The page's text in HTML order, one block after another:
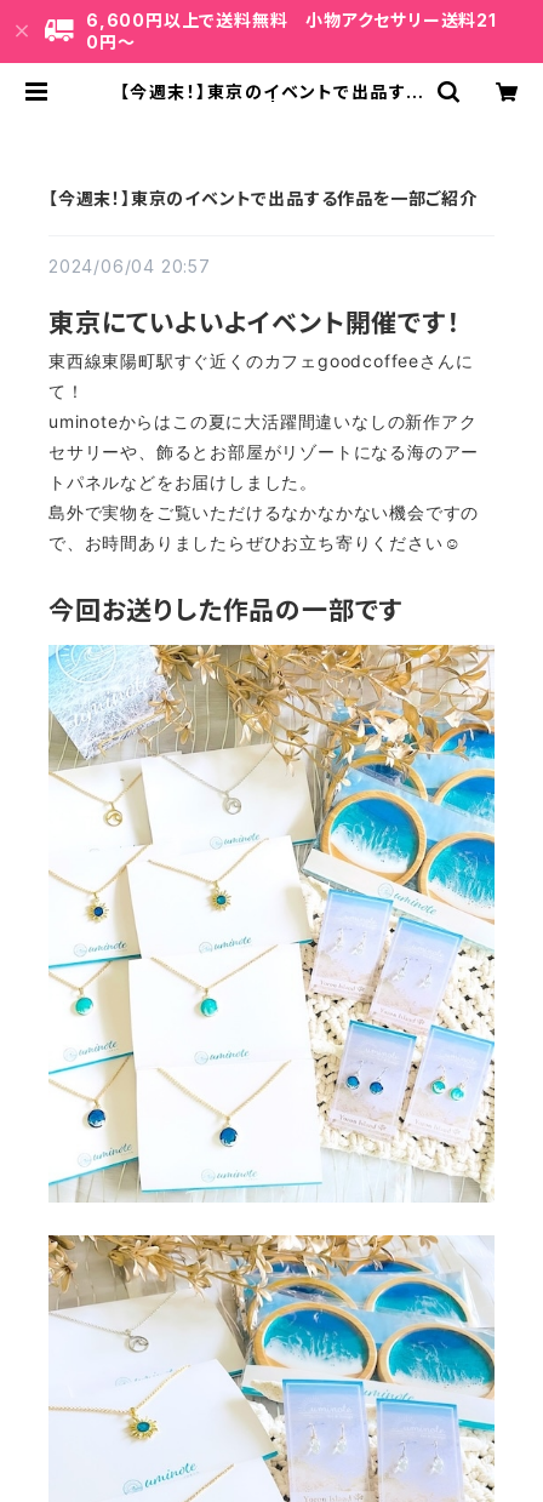
6,600円以上で送料無料 小物アクセサリー送料21
0円〜
【今週末！】東京のイベントで出品する
【今週末！】東京のイベントで出品する作品を一部ご紹介
2024/06/04 20:57
東京にていよいよイベント開催です！
東西線東陽町駅すぐ近くのカフェgoodcoffeeさんに
て！
uminoteからはこの夏に大活躍間違いなしの新作アク
セサリーや、飾るとお部屋がリゾートになる海のアー
トパネルなどをお届けしました。
島外で実物をご覧いただけるなかなかない機会ですの
で、お時間ありましたらぜひお立ち寄りください☺︎
今回お送りした作品の一部です